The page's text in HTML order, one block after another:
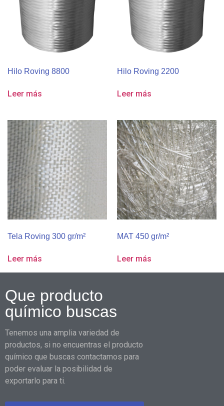
Hilo Roving 8800
Leer más
Hilo Roving 2200
Leer más
Tela Roving 300 gr/m²
Leer más
MAT 450 gr/m²
Leer más
Que producto
químico buscas
Tenemos una amplia variedad de
productos, si no encuentras el producto
químico que buscas contactamos para
poder evaluar la posibilidad de
exportarlo para ti.